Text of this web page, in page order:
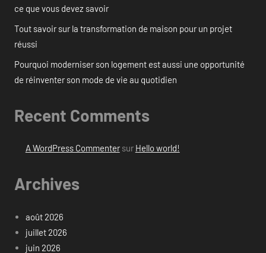
ce que vous devez savoir
Tout savoir sur la transformation de maison pour un projet
réussi
Pourquoi moderniser son logement est aussi une opportunité
de réinventer son mode de vie au quotidien
Recent Comments
A WordPress Commentersur Hello world!
Archives
août 2026
juillet 2026
juin 2026